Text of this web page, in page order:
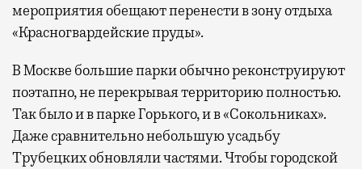
мероприятия обещают перенести в зону отдыха
«Красногвардейские пруды».
В Москве большие парки обычно реконструируют
поэтапно, не перекрывая территорию полностью.
Так было и в парке Горького, и в «Сокольниках».
Даже сравнительно небольшую усадьбу
Трубецких обновляли частями. Чтобы городской